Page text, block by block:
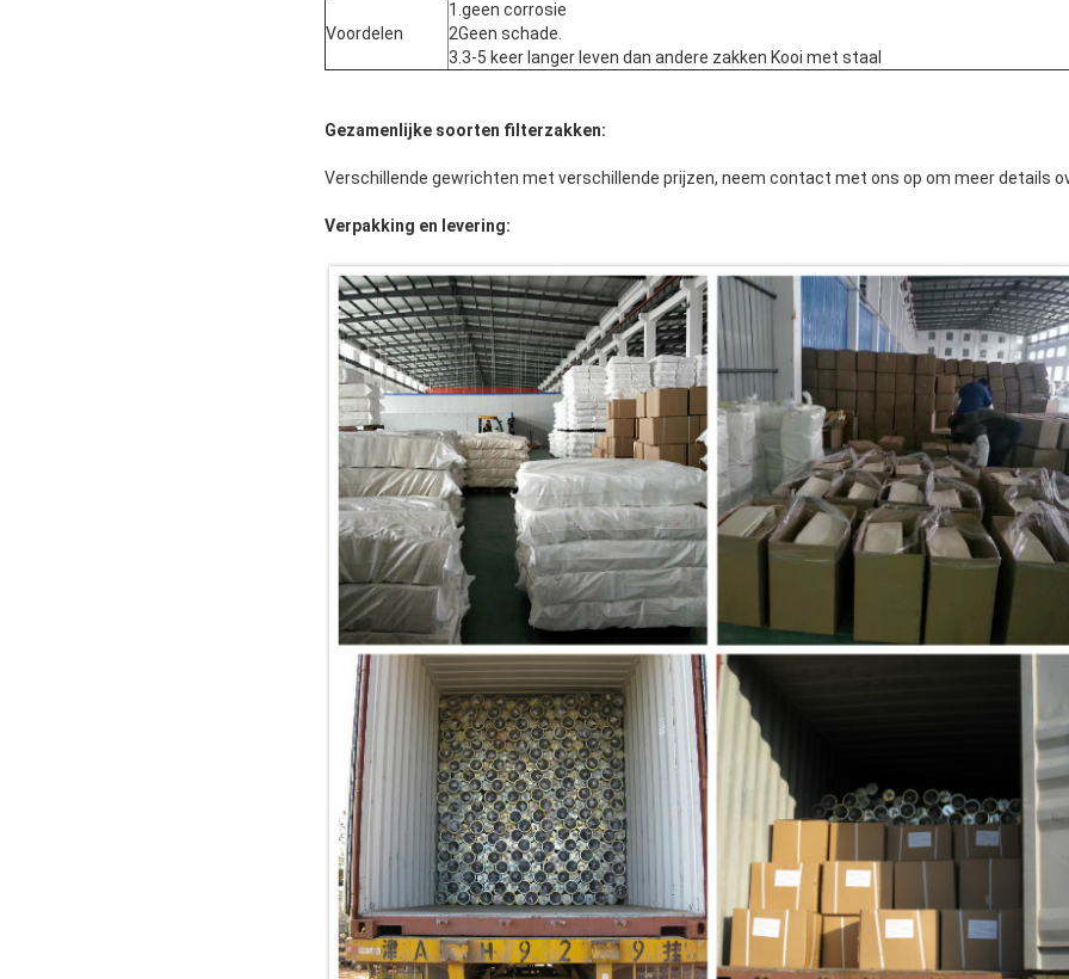
Voordelen
1.geen corrosie
2Geen schade.
3.3-5 keer langer leven dan andere zakken Kooi met staal
Gezamenlijke soorten filterzakken:
Verschillende gewrichten met verschillende prijzen, neem contact met ons op om meer details
Verpakking en levering: